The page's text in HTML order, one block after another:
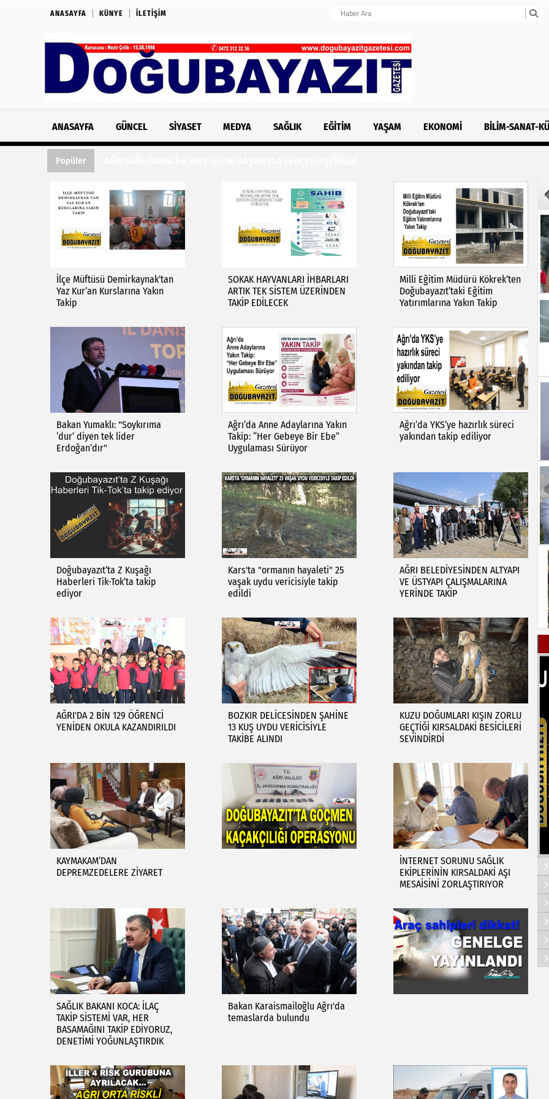
ANASAYFA KÜNYE İLETIŞIM
ANASAYFA GÜNCEL SIYASET MEDYA SAĞLIK EĞITIM YAŞAM EKONOMI BILIM-SANAT-
Popüler
İlçe Müftüsü Demirkaynak’tan
Yaz Kur’an Kurslarına Yakın
Takip
SOKAK HAYVANLARI İHBARLARI
ARTIK TEK SİSTEM ÜZERİNDEN
TAKİP EDİLECEK
Milli Eğitim Müdürü Kökrek’ten
Doğubayazıt’taki Eğitim
Yatırımlarına Yakın Takip
Bakan Yumaklı: "Soykırıma
‘dur’ diyen tek lider
Erdoğan’dır"
Ağrı’da Anne Adaylarına Yakın
Takip: “Her Gebeye Bir Ebe”
Uygulaması Sürüyor
Ağrı’da YKS’ye hazırlık süreci
yakından takip ediliyor
Doğubayazıt’ta Z Kuşağı
Haberleri Tik-Tok’ta takip
ediyor
Kars'ta "ormanın hayaleti" 25
vaşak uydu vericisiyle takip
edildi
AĞRI BELEDİYESİNDEN ALTYAPI
VE ÜSTYAPI ÇALIŞMALARINA
YERİNDE TAKİP
AĞRI'DA 2 BİN 129 ÖĞRENCİ
YENİDEN OKULA KAZANDIRILDI
BOZKIR DELİCESİNDEN ŞAHİNE
13 KUŞ UYDU VERİCİSİYLE
TAKİBE ALINDI
KUZU DOĞUMLARI KIŞIN ZORLU
GEÇTİĞİ KIRSALDAKİ BESİCİLERİ
SEVİNDİRDİ
KAYMAKAM’DAN
DEPREMZEDELERE ZİYARET
İNTERNET SORUNU SAĞLIK
EKİPLERİNİN KIRSALDAKİ AŞI
MESAİSİNİ ZORLAŞTIRIYOR
SAĞLIK BAKANI KOCA: İLAÇ
TAKİP SİSTEMİ VAR, HER
BASAMAĞINI TAKİP EDİYORUZ,
DENETİMİ YOĞUNLAŞTIRDIK
Bakan Karaismailoğlu Ağrı'da
temaslarda bulundu